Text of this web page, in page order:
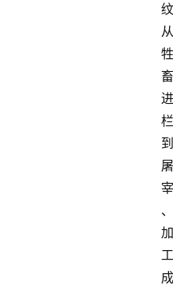
纹
从
牲
畜
进
栏
到
屠
宰
、
加
工
成